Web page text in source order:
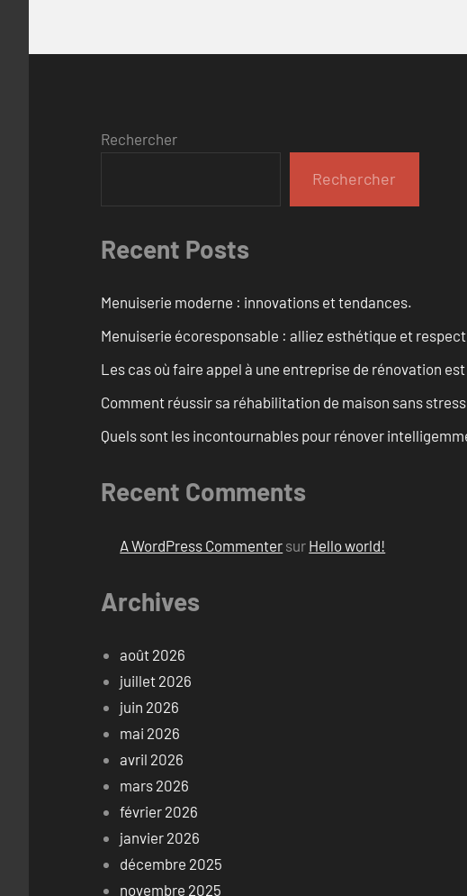
Rechercher
Rechercher
Recent Posts
Menuiserie moderne : innovations et tendances.
Menuiserie écoresponsable : alliez esthétique et respect
Les cas où faire appel à une entreprise de rénovation
Comment réussir sa réhabilitation de maison sans stress
Quels sont les incontournables pour rénover
Recent Comments
A WordPress Commenter sur Hello world!
Archives
août 2026
juillet 2026
juin 2026
mai 2026
avril 2026
mars 2026
février 2026
janvier 2026
décembre 2025
novembre 2025